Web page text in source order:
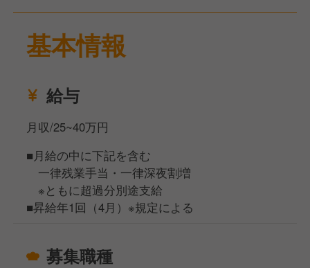
また、スタッフの教育も大切なお仕事。
コミュニケーションをしっかりとりながら、お店を盛
基本情報
給与
月収/25~40万円
■月給の中に下記を含む
一律残業手当・一律深夜割増
※ともに超過分別途支給
■昇給年1回（4月）※規定による
募集職種